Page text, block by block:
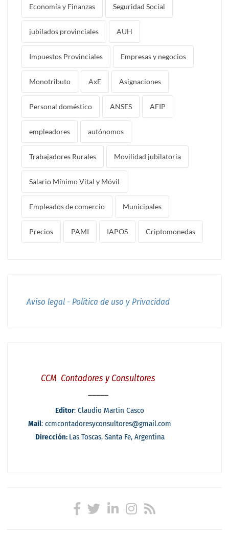
Economía y Finanzas Seguridad Social
jubilados provinciales AUH
Impuestos Provinciales Empresas y negocios
Monotributo AxE Asignaciones
Personal doméstico ANSES AFIP
empleadores autónomos
Trabajadores Rurales Movilidad jubilatoria
Salario Mínimo Vital y Móvil
Empleados de comercio Municipales
Precios PAMI IAPOS Criptomonedas